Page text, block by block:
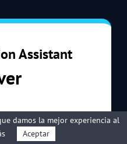
Assistant
damos la mejor experiencia al
Aceptar